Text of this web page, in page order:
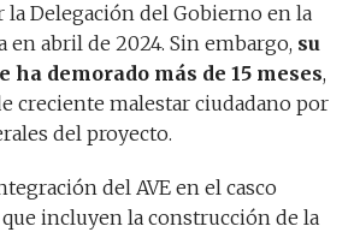
Delegación del Gobierno en la
en abril de 2024. Sin embargo, su
demorado más de 15 meses,
creciente malestar ciudadano por
del proyecto.
del AVE en el casco
incluyen la construcción de la